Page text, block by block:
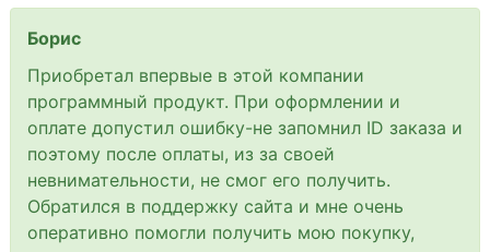
Борис
Приобретал впервые в этой компании
программный продукт. При оформлении и
оплате допустил ошибку-не запомнил ID заказа и
поэтому после оплаты, из за своей
невнимательности, не смог его получить.
Обратился в поддержку сайта и мне очень
оперативно помогли получить мою покупку,